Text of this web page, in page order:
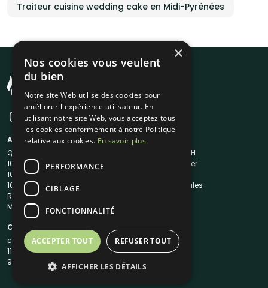
Traiteur cuisine wedding cake en Midi-Pyrénées
A propos
Qui sommes-nous ?
1001Salles
1001Salles PRO
1001DJ
Reserverunbar
MP2
Liens utiles
Traiteur en 48H
Nous contacter
Mentions légales
Contacts
contact@1001traiteurs.com
11 Rue Maurice Grandcoing
94200 Ivry-sur-Seine
×
Nos cookies vous veulent
du bien
Notre site Web utilise des cookies pour
améliorer l'expérience utilisateur. En
utilisant notre site Web, vous acceptez tous
les cookies conformément à notre Politique
relative aux cookies. En savoir plus
PERFORMANCE
CIBLAGE
FONCTIONNALITÉ
ACCEPTER TOUT REFUSER TOUT
AFFICHER LES DÉTAILS